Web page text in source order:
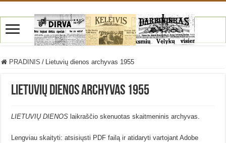
PRADINIS / Lietuvių dienos archyvas 1955
Lietuvių dienos archyvas 1955
LIETUVIŲ DIENOS laikraščio skenuotas skaitmeninis archyvas.
Lengviau skaityti: atsisiųsti PDF failą ir atidaryti vartojant Adobe